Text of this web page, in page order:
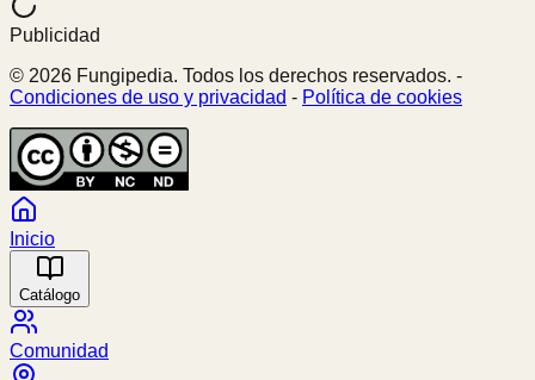
Publicidad
© 2026 Fungipedia. Todos los derechos reservados. -
Condiciones de uso y privacidad - Política de cookies
Inicio
Catálogo
Comunidad